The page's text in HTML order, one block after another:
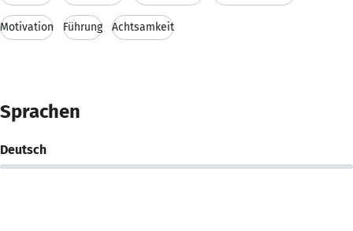
Motivation Führung Achtsamkeit
Sprachen
Deutsch